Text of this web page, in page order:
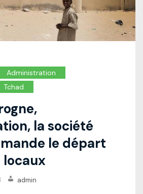
Administration
Tchad
la société
le départ
locaux
admin